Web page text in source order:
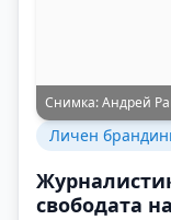
Снимка:Андрей
Личен
свободата